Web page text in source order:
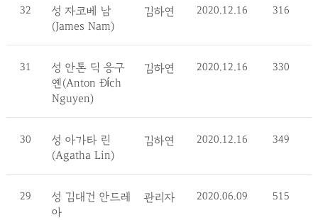
32
성 자코베 남
(James Nam)
김하연 2020.12.16 316
31
성 안톤 딕 응구
옌(Anton Ðích
Nguyen)
김하연 2020.12.16 330
30
성 아가타 린
(Agatha Lin)
김하연 2020.12.16 349
29
성 김대건 안드레
아
관리자 2020.06.09 515